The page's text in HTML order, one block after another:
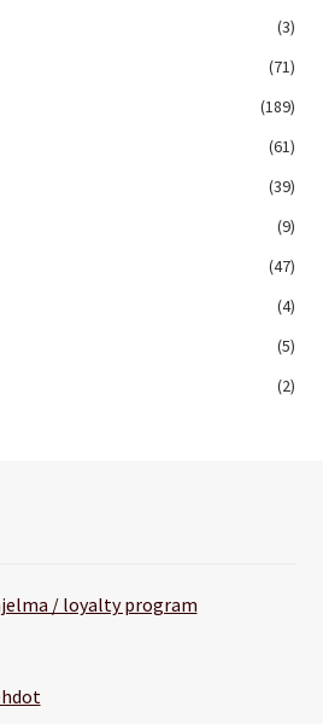
(3)
(71)
(189)
(61)
(39)
(9)
(47)
(4)
(5)
(2)
/ loyalty program